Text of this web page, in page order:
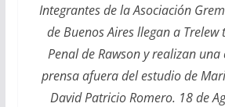
Integrantes de la Asociación
de Buenos Aires llegan a
Penal de Rawson y realizan
prensa afuera del estudio de
David Patricio Romero. 18 de